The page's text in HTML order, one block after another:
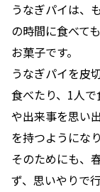
うなぎパイは、
の時間に食べて
お菓子です。
うなぎパイを皮
食べたり、1人
や出来事を思い
を持つようにな
そのためにも、
ず、思いやりで